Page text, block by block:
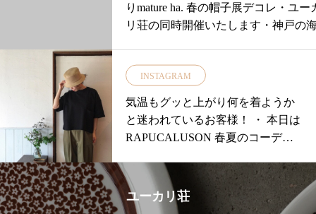
ジュ濃いピンクピンク薄いラベンダ
ご来店をお待ちしております。・・
お取り置き、お問い合わせは11:00〜
852337448ユーカリ荘まで ・※尚、
合わせがインスタ、Facebookからで
返答が遅くなることがございますご
ださいませ・尚多くのお客様にご購
だけるようにお取り置き2点までとさ
いただきます。ご了承くださいませ
り︎mature ha. 春の帽子展︎デコレ・ユー
リ荘の同時開催いたします・神戸の
て欲しいと言う想いから装飾を省き
らもにニュアンスのあるシンプルな
イン・素材感はもちろん、かぶり心
も拘った暮らしに馴染む帽子です・
新色が登場するほか定評のあるベレ
などラインナップはさらに充実して
ます・一点一点丁寧に生み出される
INSTAGRAM
気温もグッと上がり何を着ようか
と迷われているお客様！ ・ 本日は
RAPUCALUSON 春夏のコーディ
ユーカリ荘